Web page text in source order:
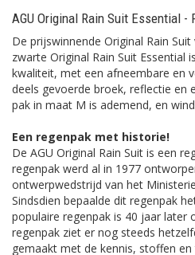
AGU Original Rain Suit Essential -
De prijswinnende Original Rain Suit
zwarte Original Rain Suit Essential
kwaliteit, met een afneembare en
deels gevoerde broek, reflectie en
pak in maat M is ademend, en
Een regenpak met historie!
De AGU Original Rain Suit is een
regenpak werd al in 1977
ontwerpwedstrijd van het
Sindsdien bepaalde dit regenpak
populaire regenpak is 40 jaar later
regenpak ziet er nog steeds
gemaakt met de kennis, stoffen